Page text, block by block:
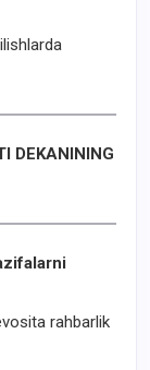
DEKANINING
rahbarlik